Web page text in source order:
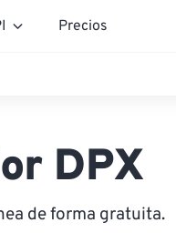
Precios
DPX
de forma gratuita.